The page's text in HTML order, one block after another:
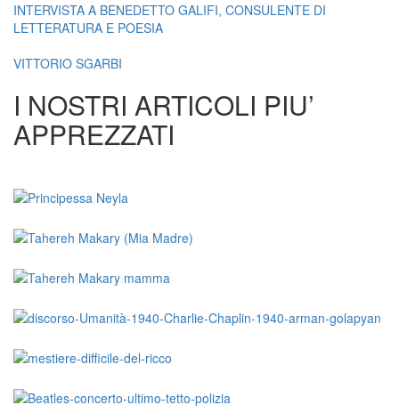
INTERVISTA A BENEDETTO GALIFI, CONSULENTE DI
LETTERATURA E POESIA
VITTORIO SGARBI
I NOSTRI ARTICOLI PIU’
APPREZZATI